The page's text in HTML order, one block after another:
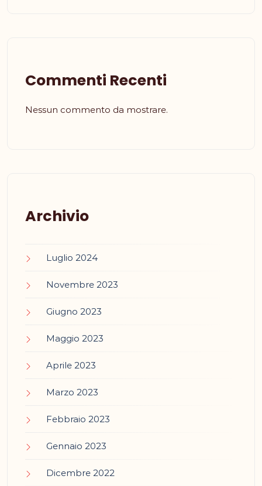
Commenti Recenti
Nessun commento da mostrare.
Archivio
Luglio 2024
Novembre 2023
Giugno 2023
Maggio 2023
Aprile 2023
Marzo 2023
Febbraio 2023
Gennaio 2023
Dicembre 2022